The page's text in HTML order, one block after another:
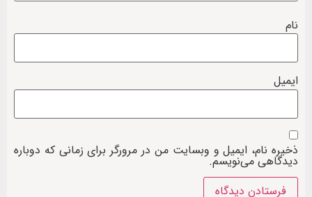
نام
ایمیل
ذخیره نام، ایمیل و وبسایت من در مرورگر برای زمانی که دوباره
دیدگاهی می‌نویسم.